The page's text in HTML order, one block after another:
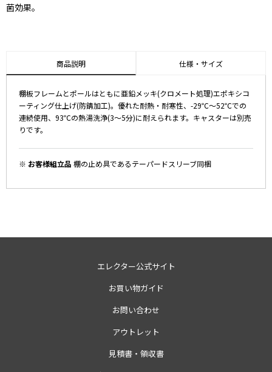
菌効果。
商品説明 仕様・サイズ
棚板フレームとポールはともに亜鉛メッキ(クロメート処理)エポキシコ
ーティング仕上げ(防錆加工)。優れた耐熱・耐寒性、-29℃～52℃での
連続使用、93℃の熱湯洗浄(3～5分)に耐えられます。キャスターは別売
りです。
※ お客様組立品 棚の止め具であるテーパードスリーブ同梱
エレクター公式サイト
お買い物ガイド
お問い合わせ
アウトレット
見積書・領収書